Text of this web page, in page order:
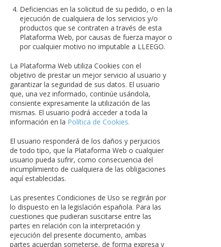
Deficiencias en la solicitud de su pedido, o en la
ejecución de cualquiera de los servicios y/o
productos que se contraten a través de esta
Plataforma Web, por causas de fuerza mayor o
por cualquier motivo no imputable a LLEEGO.
La Plataforma Web utiliza Cookies con el
objetivo de prestar un mejor servicio al usuario y
garantizar la seguridad de sus datos. El usuario
que, una vez informado, continúe usándola,
consiente expresamente la utilización de las
mismas. El usuario podrá acceder a toda la
información en la Política de Cookies.
El usuario responderá de los daños y perjuicios
de todo tipo, que la Plataforma Web o cualquier
usuario pueda sufrir, como consecuencia del
incumplimiento de cualquiera de las obligaciones
aquí establecidas.
Las presentes Condiciones de Uso se regirán por
lo dispuesto en la legislación española. Para las
cuestiones que pudieran suscitarse entre las
partes en relación con la interpretación y
ejecución del presente documento, ambas
partes acuerdan someterse, de forma expresa y